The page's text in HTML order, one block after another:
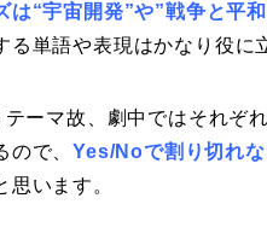
は“宇宙開発”や”戦争と平
る単語や表現はかなり役に
テーマ故、劇中ではそれぞ
ので、Yes/Noで割り切れ
思います。